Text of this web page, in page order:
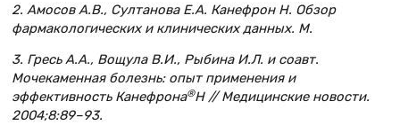
2. Амосов А.В., Султанова Е.А. Канефрон Н. Обзор
фармакологических и клинических данных. М.
3. Гресь А.А., Вощула В.И., Рыбина И.Л. и соавт.
Мочекаменная болезнь: опыт применения и
эффективность Канефрона®Н // Медицинские новости.
2004;8:89–93.